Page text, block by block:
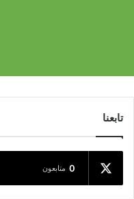
تابعنا
0 متابعون